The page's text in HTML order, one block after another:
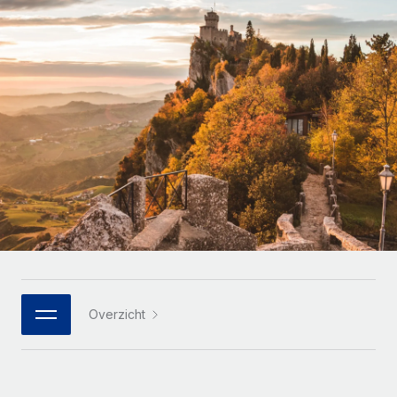
Zzp'ers internationaal onboarden en beheren
Ingewikkelde HR-taken eenvoudig uitbesteden
INFRASTRUCTUUR
Remote Embedded
HR naadloos in workflows integreren
Platform
Ingebouwde essentiële HR-functies voor je team
Integraties
Start-ups
Flexibele global HR en payroll solutions voor groeiende
bedrijven
Mid-market
Teams uitbreiden met HR solutions op maat
Enterprise
Global HR voor grote bedrijven
WERK MET ONS SAMEN
Strategische technologiepartners
Betalingscalculator voor zzp'ers
Ontdek valuta-opties en betaalsnelheden voor
LEREN MET REMOTE
Onderzoek en gidsen
Casestudy's
HR-woordenlijst
Checklists en templates
Webinars
Nederlands
Français
Deutsch
Español
Italiano
Português (Portugal)
日本語
한국어
Inloggen
Overzicht